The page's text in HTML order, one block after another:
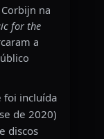
na
for the
a
foi incluída
de 2020)
discos